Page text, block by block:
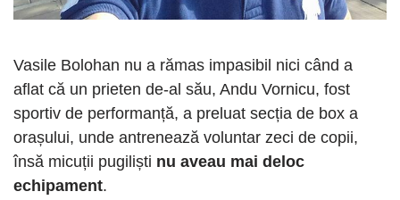
Vasile Bolohan nu a rămas impasibil nici când a
aflat că un prieten de-al său, Andu Vornicu, fost
sportiv de performanță, a preluat secția de box a
orașului, unde antrenează voluntar zeci de copii,
însă micuții pugiliști nu aveau mai deloc
echipament.